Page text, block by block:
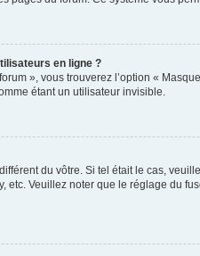
en ligne ?
», vous trouverez l’option «
étant un utilisateur invisible.
du vôtre. Si tel était le cas,
Veuillez noter que le réglage du